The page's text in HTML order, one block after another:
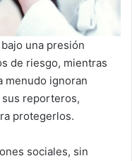
una presión
de riesgo, mientras
menudo ignoran
reporteros,
protegerlos.
sociales, sin